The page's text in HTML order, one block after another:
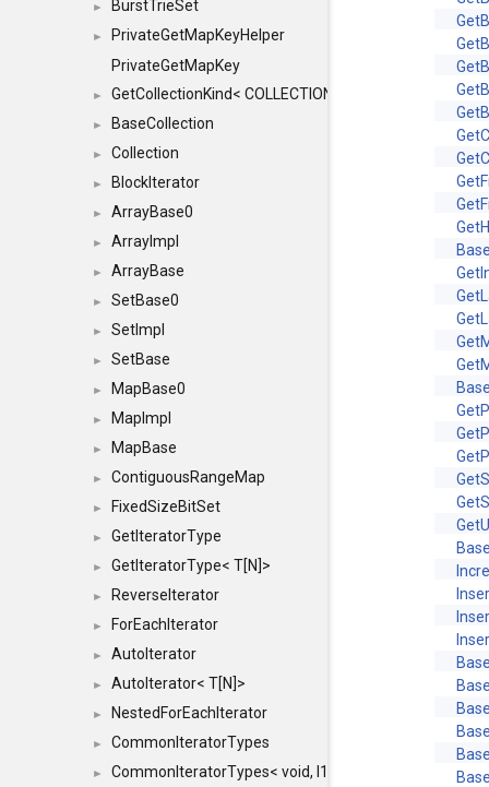
► BurstTrieSet
►
PrivateGetMapKeyHelper
PrivateGetMapKey
► GetCollectionKind< COLLECTION, typename
► BaseCollection
► Collection
► BlockIterator
► ArrayBase0
► ArrayImpl
► ArrayBase
► SetBase0
► SetImpl
► SetBase
► MapBase0
► MapImpl
► MapBase
► ContiguousRangeMap
► FixedSizeBitSet
► GetIteratorType
► GetIteratorType< T[N]>
► ReverseIterator
► ForEachIterator
► AutoIterator
► AutoIterator< T[N]>
► NestedForEachIterator
► CommonIteratorTypes
► CommonIteratorTypes< void, I1, I2 >